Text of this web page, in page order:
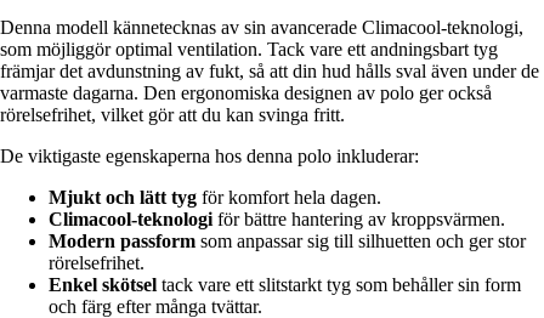
Denna modell kännetecknas av sin avancerade Climacool-teknologi,
som möjliggör optimal ventilation. Tack vare ett andningsbart tyg
främjar det avdunstning av fukt, så att din hud hålls sval även under de
varmaste dagarna. Den ergonomiska designen av polo ger också
rörelsefrihet, vilket gör att du kan svinga fritt.
De viktigaste egenskaperna hos denna polo inkluderar:
Mjukt och lätt tyg för komfort hela dagen.
Climacool-teknologi för bättre hantering av kroppsvärmen.
Modern passform som anpassar sig till silhuetten och ger stor
rörelsefrihet.
Enkel skötsel tack vare ett slitstarkt tyg som behåller sin form
och färg efter många tvättar.